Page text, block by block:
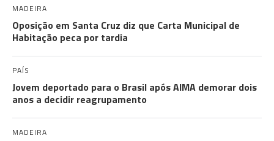
MADEIRA
Oposição em Santa Cruz diz que Carta Municipal de
Habitação peca por tardia
PAÍS
Jovem deportado para o Brasil após AIMA demorar dois
anos a decidir reagrupamento
MADEIRA